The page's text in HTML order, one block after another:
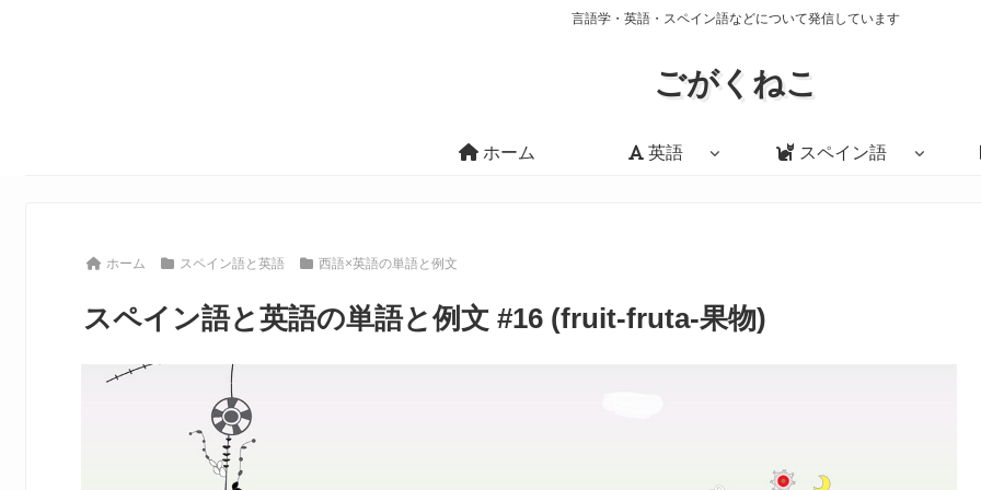
言語学・英語・スペイン語などについて発信しています
ごがくねこ
ホーム 英語 スペイン語
ホーム スペイン語と英語 西語×英語の単語と例文
スペイン語と英語の単語と例文 #16 (fruit-fruta-果物)